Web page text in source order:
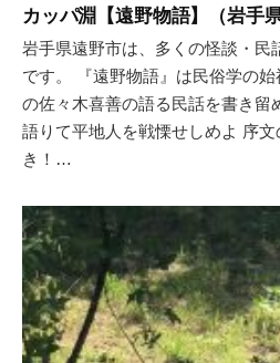
カッパ淵【遠野物語】（岩手県
岩手県遠野市は、多くの怪談・民
です。 『遠野物語』は民俗学の
の佐々木喜善の語る民話を書き留
語りて平地人を戦慄せしめよ 序
き！…